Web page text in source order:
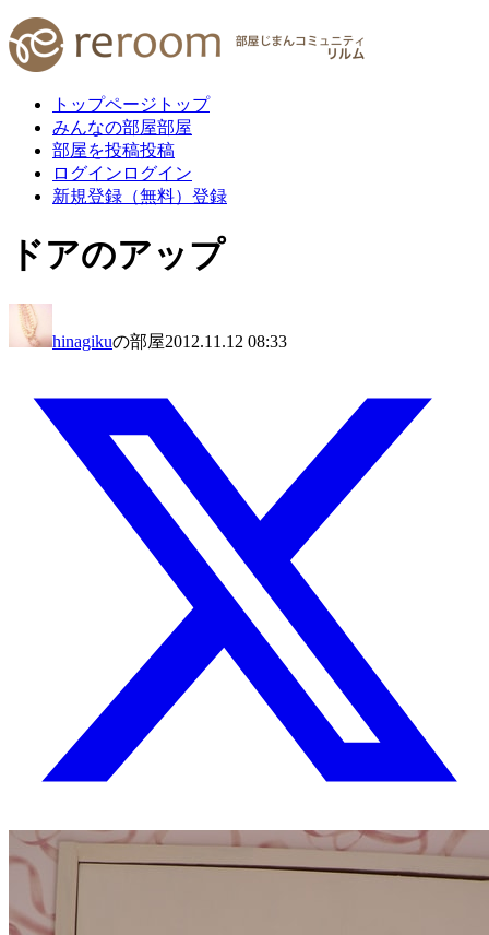
トップページ トップ
みんなの部屋部屋
部屋を投稿投稿
ログイン ログイン
新規登録（無料） 登録
ドアのアップ
hinagikuの部屋2012.11.12 08:33